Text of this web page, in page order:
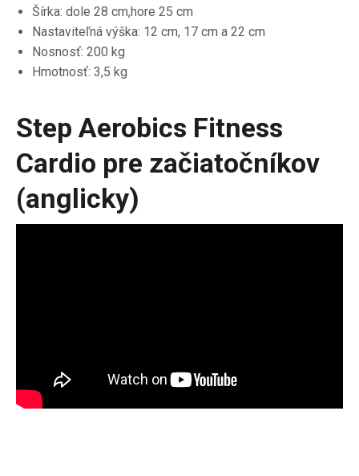
Šírka: dole 28 cm,hore 25 cm
Nastaviteľná výška: 12 cm, 17 cm a 22 cm
Nosnosť: 200 kg
Hmotnosť: 3,5 kg
Step Aerobics Fitness
Cardio pre začiatočníkov
(anglicky)